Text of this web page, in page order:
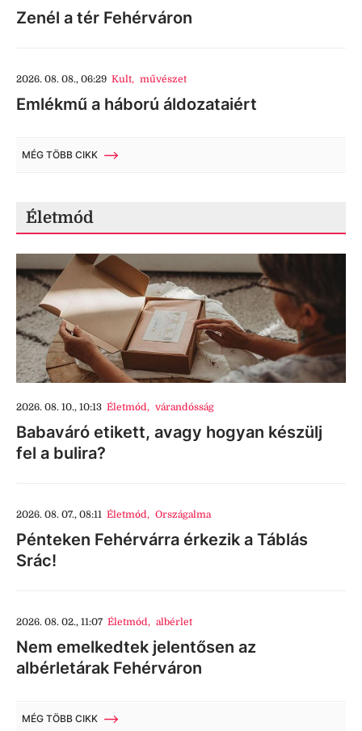
Zenél a tér Fehérváron
2026. 08. 08., 06:29 Kult, művészet
Emlékmű a háború áldozataiért
MÉG TÖBB CIKK
Életmód
2026. 08. 10., 10:13 Életmód, várandósság
Babaváró etikett, avagy hogyan készülj
fel a bulira?
2026. 08. 07., 08:11 Életmód, Országalma
Pénteken Fehérvárra érkezik a Táblás
Srác!
2026. 08. 02., 11:07 Életmód, albérlet
Nem emelkedtek jelentősen az
albérletárak Fehérváron
MÉG TÖBB CIKK